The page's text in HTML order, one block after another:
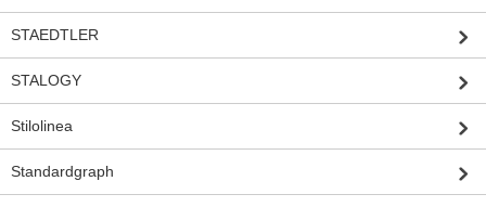
STAEDTLER
STALOGY
Stilolinea
Standardgraph